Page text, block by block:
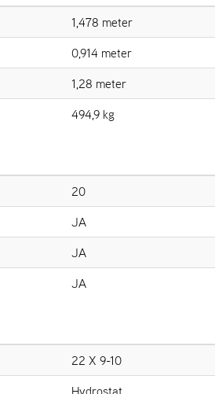
1,478 meter
0,914 meter
1,28 meter
494,9 kg
20
JA
JA
JA
22 X 9-10